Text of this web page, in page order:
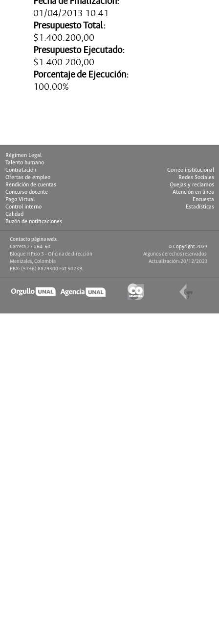
01/04/2013 10:41
Presupuesto Total:
$1.400.200,00
Presupuesto Ejecutado:
$1.400.200,00
Porcentaje de Ejecución:
100.00%
Régimen Legal
Talento humano
Contratación
Ofertas de empleo
Rendición de cuentas
Concurso docente
Pago Virtual
Control interno
Calidad
Buzón de notificaciones
Correo institucional
Redes Sociales
Quejas y reclamos
Atención en línea
Encuesta
Estadísticas
Contacto página web:
Carrera 27 #64-60
Bloque H Piso 3 - Oficina de dirección
Manizales, Colombia
PBX: (57+6) 8879300 Ext 50239.
© Copyright 2023
Algunos derechos reservados.
Actualización:20/12/2023